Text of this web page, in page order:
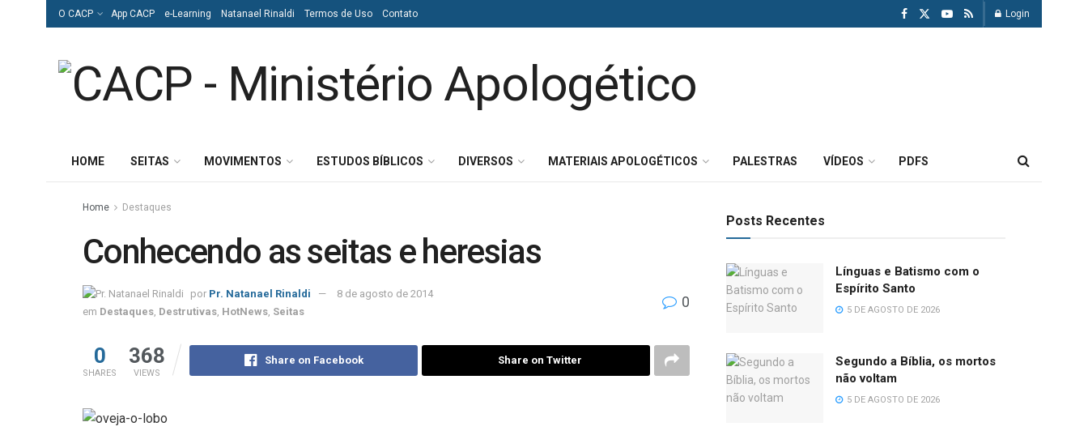
O CACP App CACP e-Learning Natanael Rinaldi Termos de Uso Contato Login
HOME SEITAS MOVIMENTOS ESTUDOS BÍBLICOS DIVERSOS MATERIAIS APOLOGÉTICOS PALESTRAS VÍDEOS PDFS
Home Destaques
Conhecendo as seitas e heresias
por Pr. Natanael Rinaldi
8 de agosto de 2014
em Destaques, Destrutivas, HotNews, Seitas
0
0
SHARES
368
VIEWS
Share on Facebook Share on Twitter
Posts Recentes
Línguas e Batismo com o
Espírito Santo
5 DE AGOSTO DE 2026
Segundo a Bíblia, os mortos
não voltam
5 DE AGOSTO DE 2026